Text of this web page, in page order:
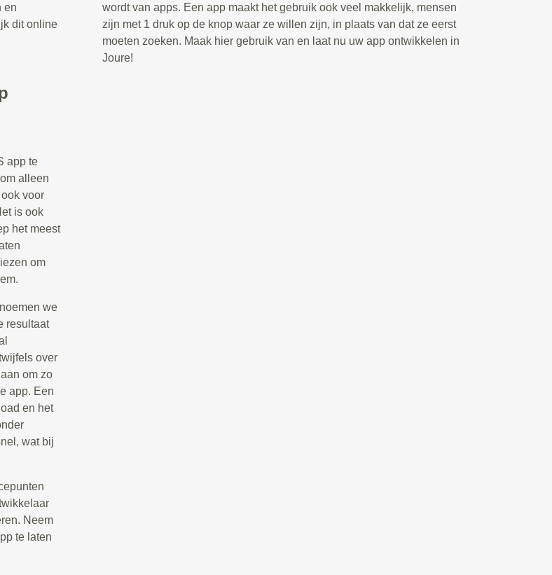
en
dit online
app te
alleen
voor
is ook
het meest
om
we
resultaat
over
om zo
app. Een
en het
wat bij
Neem
te laten
wordt van apps. Een app maakt het gebruik ook veel makkelijk, mensen
zijn met 1 druk op de knop waar ze willen zijn, in plaats van dat ze eerst
moeten zoeken. Maak hier gebruik van en laat nu uw app ontwikkelen in
Joure!